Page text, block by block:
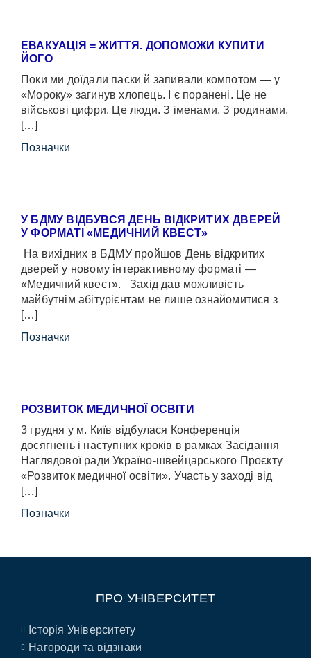
ЕВАКУАЦІЯ = ЖИТТЯ. ДОПОМОЖИ КУПИТИ
ЙОГО
Поки ми доїдали паски й запивали компотом — у
«Мороку» загинув хлопець. І є поранені. Це не
військові цифри. Це люди. З іменами. З родинами,
[…]
Позначки
У БДМУ ВІДБУВСЯ ДЕНЬ ВІДКРИТИХ ДВЕРЕЙ
У ФОРМАТІ «МЕДИЧНИЙ КВЕСТ»
На вихідних в БДМУ пройшов День відкритих
дверей у новому інтерактивному форматі —
«Медичний квест». Захід дав можливість
майбутнім абітурієнтам не лише ознайомитися з
[…]
Позначки
РОЗВИТОК МЕДИЧНОЇ ОСВІТИ
3 грудня у м. Київ відбулася Конференція
досягнень і наступних кроків в рамках Засідання
Наглядової ради Україно-швейцарського Проєкту
«Розвиток медичної освіти». Участь у заході від
[…]
Позначки
ПРО УНІВЕРСИТЕТ
Історія Університету
Нагороди та відзнаки